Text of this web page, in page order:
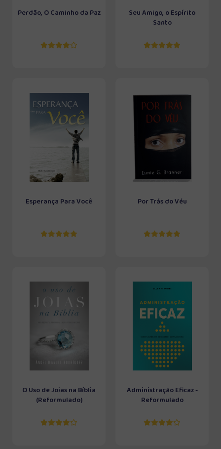
Perdão, O Caminho da Paz
Seu Amigo, o Espírito
Santo
Esperança Para Você Por Trás do Véu
O Uso de Joias na Bíblia
(Reformulado)
Administração Eficaz -
Reformulado